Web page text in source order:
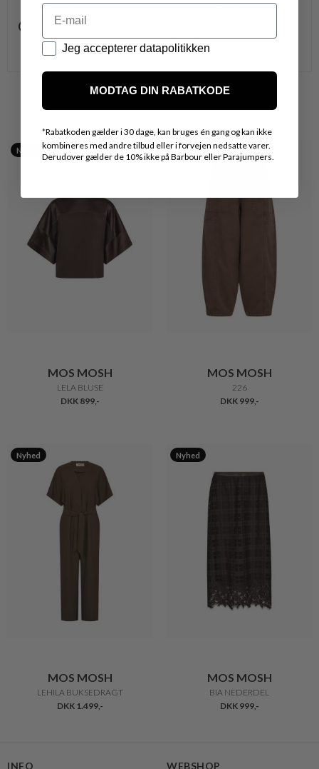
Ikke alle vores varer på webshoppen, befinder sig i
vores fysiske butikker.
Kontakt din nærmeste forretning for ydeligere info.
vedr. den ønskede vare.
VARER FRA SAMME MÆRKE
Nyhed
MOS MOSH
LELA BLUSE
DKK 899,-
Nyhed
MOS MOSH
226
DKK 999,-
Nyhed
MOS MOSH
LEHILA BUKSEDRAGT
DKK 1.499,-
Nyhed
MOS MOSH
BIA NEDERDEL
DKK 999,-
INFO WEBSHOP
Email
Datapolitik
Jeg accepterer datapolitikken
MODTAG DIN RABATKODE
*Rabatkoden gælder i 30 dage, kan bruges én gang og kan ikke
kombineres med andre tilbud eller i forvejen nedsatte varer.
Derudover gælder de 10% ikke på Barbour eller Parajumpers.